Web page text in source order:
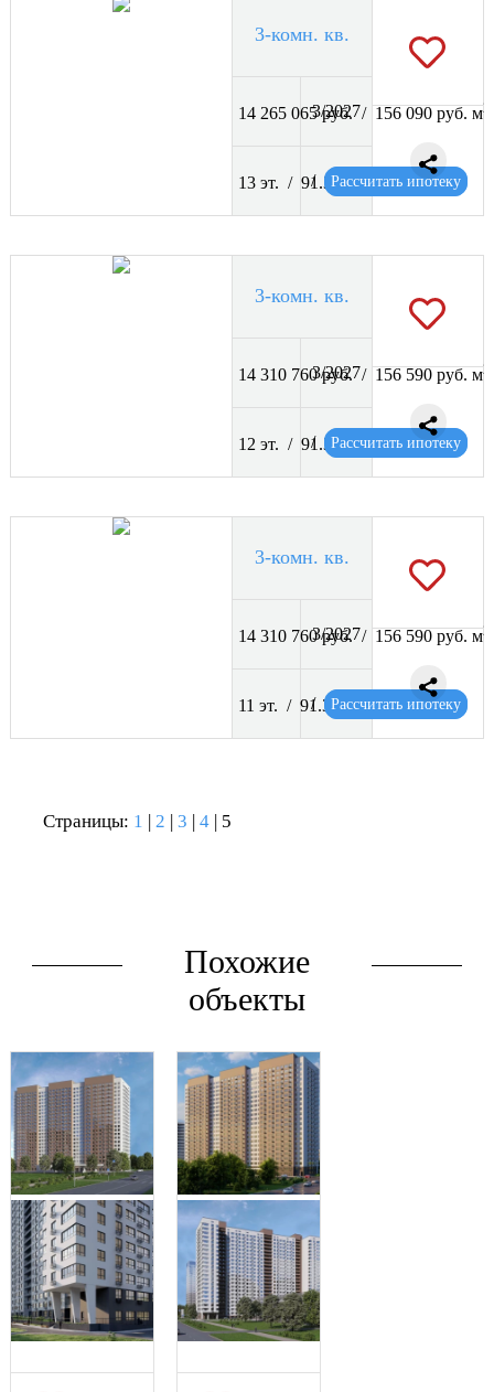
3-комн. кв.
14 265 065 руб. / 156 090 руб. м2
3/2027
13 эт. / 91.39 м2
/ Рассчитать ипотеку
3-комн. кв.
14 310 760 руб. / 156 590 руб. м2
3/2027
12 эт. / 91.39 м2
/ Рассчитать ипотеку
3-комн. кв.
14 310 760 руб. / 156 590 руб. м2
3/2027
11 эт. / 91.39 м2
/ Рассчитать ипотеку
Страницы: 1 | 2 | 3 | 4| 5
Похожие
объекты